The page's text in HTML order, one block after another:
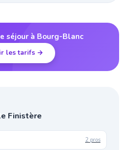
séjour à Bourg-Blanc
les tarifs →
Finistère
2 pros